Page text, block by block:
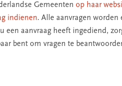
Gemeenten op haar
indienen. Alle aanvragen
een aanvraag heeft ingediend,
bent om vragen te